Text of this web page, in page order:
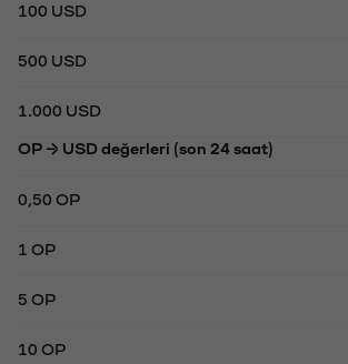
100 USD
500 USD
1.000 USD
OP → USD değerleri (son 24 saat)
0,50 OP
1 OP
5 OP
10 OP